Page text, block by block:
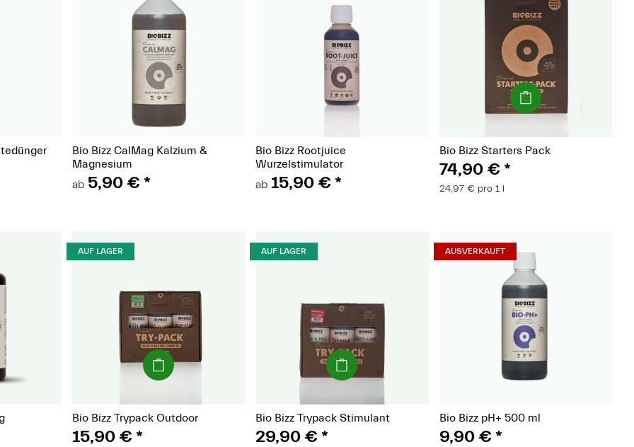
(Paket)
Bio Bizz CalMag Kalzium &
Magnesium
ab 5,90 €*
Bio Bizz Rootjuice
Wurzelstimulator
ab 15,90 €*
(Paket)
Bio Bizz Starters Pack
74,90 €*
24,97 € pro 1 l
AUF LAGER
(Paket)
Bio Bizz Trypack Outdoor
15,90 €*
AUF LAGER
(Paket)
Bio Bizz Trypack Stimulant
29,90 €*
AUSVERKAUFT
Bio Bizz pH+ 500 ml
9,90 €*